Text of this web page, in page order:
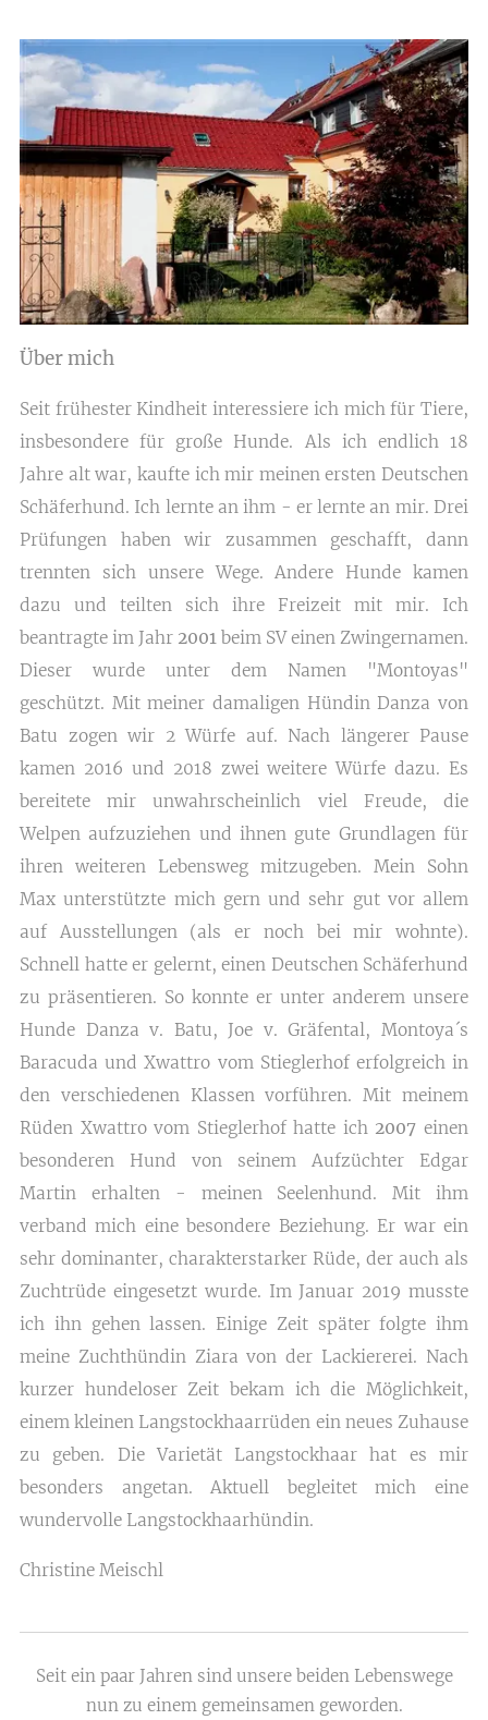
Über mich
Seit frühester Kindheit interessiere ich mich für Tiere,
insbesondere für große Hunde. Als ich endlich 18
Jahre alt war, kaufte ich mir meinen ersten Deutschen
Schäferhund. Ich lernte an ihm - er lernte an mir. Drei
Prüfungen haben wir zusammen geschafft, dann
trennten sich unsere Wege. Andere Hunde kamen
dazu und teilten sich ihre Freizeit mit mir. Ich
beantragte im Jahr 2001 beim SV einen Zwingernamen.
Dieser wurde unter dem Namen "Montoyas"
geschützt. Mit meiner damaligen Hündin Danza von
Batu zogen wir 2 Würfe auf. Nach längerer Pause
kamen 2016 und 2018 zwei weitere Würfe dazu. Es
bereitete mir unwahrscheinlich viel Freude, die
Welpen aufzuziehen und ihnen gute Grundlagen für
ihren weiteren Lebensweg mitzugeben. Mein Sohn
Max unterstützte mich gern und sehr gut vor allem
auf Ausstellungen (als er noch bei mir wohnte).
Schnell hatte er gelernt, einen Deutschen Schäferhund
zu präsentieren. So konnte er unter anderem unsere
Hunde Danza v. Batu, Joe v. Gräfental, Montoya´s
Baracuda und Xwattro vom Stieglerhof erfolgreich in
den verschiedenen Klassen vorführen. Mit meinem
Rüden Xwattro vom Stieglerhof hatte ich 2007 einen
besonderen Hund von seinem Aufzüchter Edgar
Martin erhalten - meinen Seelenhund. Mit ihm
verband mich eine besondere Beziehung. Er war ein
sehr dominanter, charakterstarker Rüde, der auch als
Zuchtrüde eingesetzt wurde. Im Januar 2019 musste
ich ihn gehen lassen. Einige Zeit später folgte ihm
meine Zuchthündin Ziara von der Lackiererei. Nach
kurzer hundeloser Zeit bekam ich die Möglichkeit,
einem kleinen Langstockhaarrüden ein neues Zuhause
zu geben. Die Varietät Langstockhaar hat es mir
besonders angetan. Aktuell begleitet mich eine
wundervolle Langstockhaarhündin.
Christine Meischl
Seit ein paar Jahren sind unsere beiden Lebenswege
nun zu einem gemeinsamen geworden.